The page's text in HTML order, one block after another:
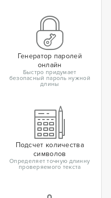
Генератор паролей
онлайн
Быстро придумает
безопасный пароль нужной
длины
Подсчет количества
символов
Определяет точную длинну
проверяемого текста